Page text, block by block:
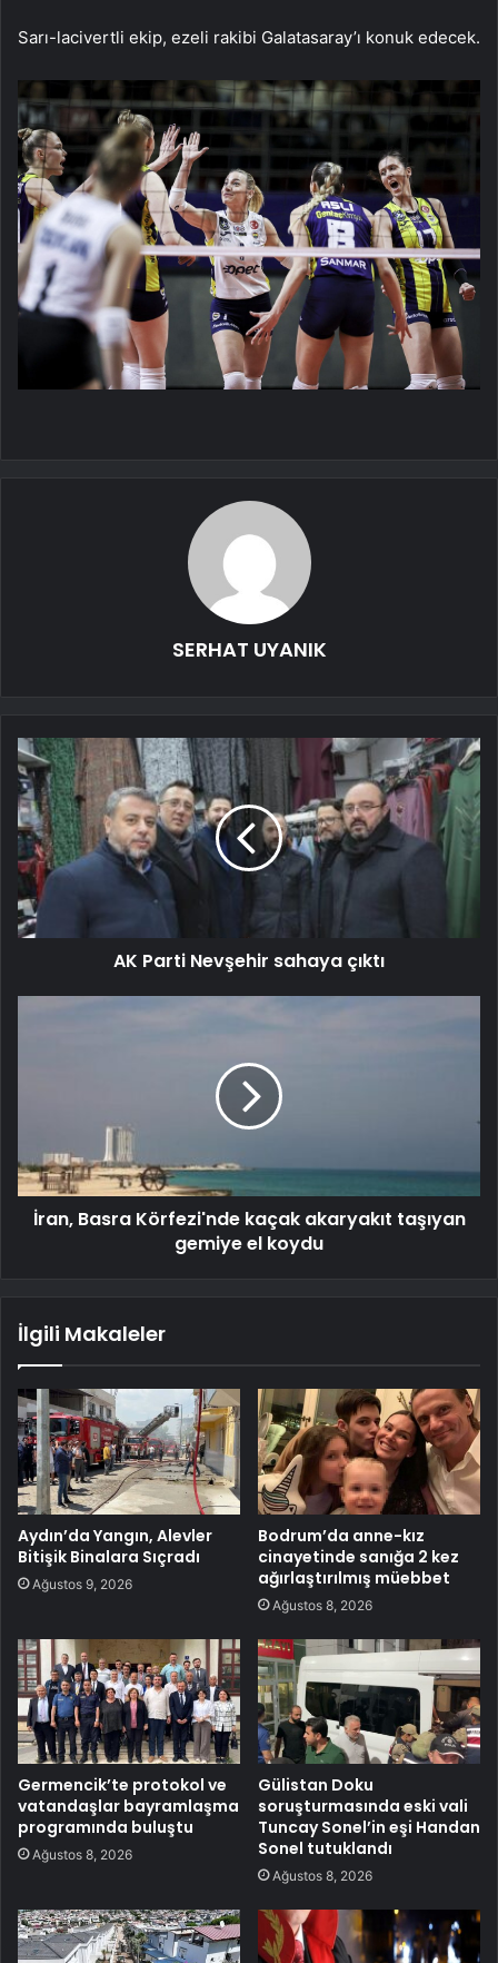
Sarı-lacivertli ekip, ezeli rakibi Galatasaray’ı konuk edecek.
SERHAT UYANIK
AK Parti Nevşehir sahaya çıktı
İran, Basra Körfezi'nde kaçak akaryakıt taşıyan
gemiye el koydu
İlgili Makaleler
Aydın’da Yangın, Alevler
Bitişik Binalara Sıçradı
Ağustos 9, 2026
Bodrum’da anne-kız
cinayetinde sanığa 2 kez
ağırlaştırılmış müebbet
Ağustos 8, 2026
Germencik’te protokol ve
vatandaşlar bayramlaşma
programında buluştu
Ağustos 8, 2026
Gülistan Doku
soruşturmasında eski vali
Tuncay Sonel’in eşi Handan
Sonel tutuklandı
Ağustos 8, 2026